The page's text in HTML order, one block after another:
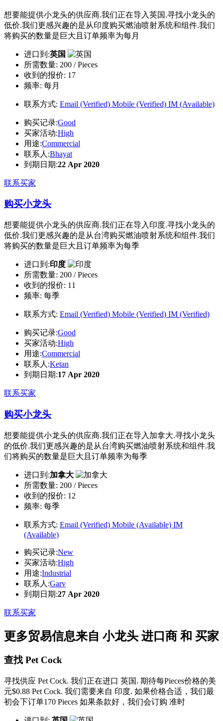
想要能提供小龙头的供应商.我们正在导入英国.寻找小龙头的
低价.我们更感兴趣的是从印度购买燃油喷射系统和组件.我们
将购买的数量是巨大且订单频率为每月
进口到:英国
所需数量: 200 / Pieces
收到的报价: 17
频率: 每月
联系方式: Email (Verified) Mobile (Verified) IM (Available)
购买记录:Good
买家活动:High
用途:Commercial
联系人:Bhayat
到期日期:22 Apr 2020
联系买家
购买小龙头
想要能提供小龙头的供应商.我们正在导入印度.寻找小龙头的
低价.我们更感兴趣的是从台湾购买燃油喷射系统和组件.我们
将购买的数量是巨大且订单频率为每季
进口到:印度
所需数量: 200 / Pieces
收到的报价: 11
频率: 每季
联系方式: Email (Verified) Mobile (Verified) IM (Verified)
购买记录:Good
买家活动:High
用途:Commercial
联系人:Ketan
到期日期:17 Apr 2020
联系买家
购买小龙头
想要能提供小龙头的供应商.我们正在导入加拿大.寻找小龙头
的低价.我们更感兴趣的是从台湾购买燃油喷射系统和组件.我
们将购买的数量是巨大且订单频率为每季
进口到:加拿大
所需数量: 200 / Pieces
收到的报价: 12
频率: 每季
联系方式: Email (Verified) Mobile (Available) IM
(Available)
购买记录:New
买家活动:High
用途:Industrial
联系人:Garv
到期日期:27 Apr 2020
联系买家
更多贸易信息来自 小龙头 进口商 和 买家
查找 Pet Cock
寻找供应 Pet Cock. 我们正在进口 英国. 期待每Pieces价格的美
元$0.88 Pet Cock. 我们需要来自 印度. 如果价格合适，我们最
初会下订单170 Pieces 如果条款好，我们会订购 准时